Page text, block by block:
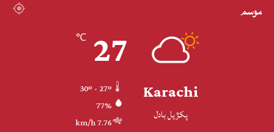
موسم
Karachi
پکڙيل بادل
27
℃
77%
7.76 km/h